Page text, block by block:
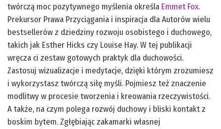
twórczą moc pozytywnego myślenia określa Emmet Fox.
Prekursor Prawa Przyciągania i inspiracja dla Autorów wielu
bestsellerów z dziedziny rozwoju osobistego i duchowego,
takich jak Esther Hicks czy Louise Hay. W tej publikacji
wręcza ci zestaw gotowych praktyk dla duchowości.
Zastosuj wizualizacje i medytacje, dzięki którym zrozumiesz
i wykorzystasz twórczą siłę myśli. Pojmiesz też znaczenie
modlitwy w procesie tworzenia i kreowania rzeczywistości.
A także, na czym polega rozwój duchowy i bliski kontakt z
boskim bytem. Zgłębiając zakamarki własnej